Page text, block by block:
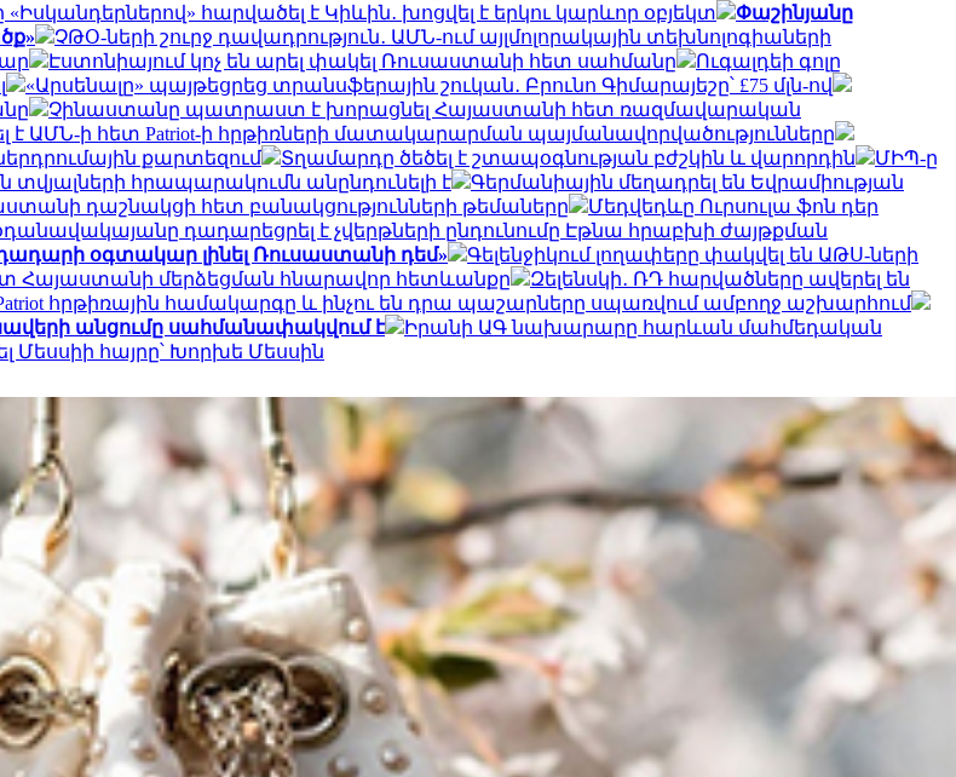
հարվածել է Կիևին․ խոցվել է երկու կարևոր օբյեկտ
Փաշինյանը
ՉԹՕ-ների շուրջ դավադրություն․ ԱՄՆ-ում այլմոլորակային տեխնոլոգիաների
Էստոնիայում կոչ են արել փակել Ռուսաստանի հետ սահմանը
Ուգալդեի գոլը
«Արսենալը» պայթեցրեց տրանսֆերային շուկան․ Բրունո Գիմարայեշը՝ £75 մլն-ով
Չինաստանը պատրաստ է խորացնել Հայաստանի հետ ռազմավարական
է ԱՄՆ-ի հետ Patriot-ի հրթիռների մատակարարման պայմանավորվածությունները
քարտեզում
Տղամարդը ծեծել է շտապօգնության բժշկին և վարորդին
ՄԻՊ-ը
հրապարակումն անընդունելի է
Գերմանիային մեղադրել են Եվրամիության
դաշնակցի հետ բանակցությունների թեմաները
Մեդվեդևը Ուրսուլա ֆոն դեր
դադարեցրել է չվերթների ընդունումը Էթնա հրաբխի ժայթքման
օգտակար լինել Ռուսաստանի դեմ»
Գելենջիկում լողափերը փակվել են ԱԹՍ-ների
Հայաստանի մերձեցման հնարավոր հետևանքը
Զելենսկի․ ՌԴ հարվածները ավերել են
Patriot հրթիռային համակարգը և ինչու են դրա պաշարները սպառվում ամբողջ աշխարհում
անցումը սահմանափակվում է
Իրանի ԱԳ նախարարը հարևան մահմեդական
Մեսսիի հայրը՝ Խորխե Մեսսին